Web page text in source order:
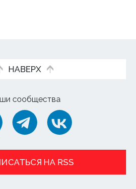
НАВЕРХ
сообщества
НА RSS